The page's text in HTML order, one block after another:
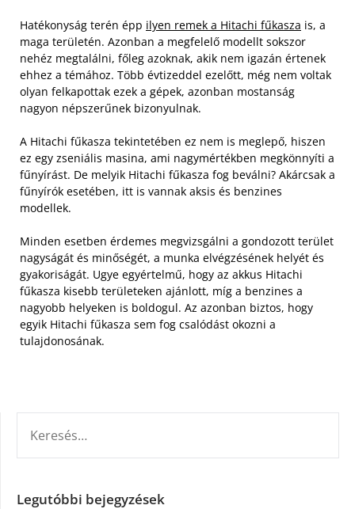
Hatékonyság terén épp ilyen remek a Hitachi fűkasza is, a
maga területén. Azonban a megfelelő modellt sokszor
nehéz megtalálni, főleg azoknak, akik nem igazán értenek
ehhez a témához. Több évtizeddel ezelőtt, még nem voltak
olyan felkapottak ezek a gépek, azonban mostanság
nagyon népszerűnek bizonyulnak.
A Hitachi fűkasza tekintetében ez nem is meglepő, hiszen
ez egy zseniális masina, ami nagymértékben megkönnyíti a
fűnyírást. De melyik Hitachi fűkasza fog beválni? Akárcsak a
fűnyírók esetében, itt is vannak aksis és benzines
modellek.
Minden esetben érdemes megvizsgálni a gondozott terület
nagyságát és minőségét, a munka elvégzésének helyét és
gyakoriságát. Ugye egyértelmű, hogy az akkus Hitachi
fűkasza kisebb területeken ajánlott, míg a benzines a
nagyobb helyeken is boldogul. Az azonban biztos, hogy
egyik Hitachi fűkasza sem fog csalódást okozni a
tulajdonosának.
Legutóbbi bejegyzések